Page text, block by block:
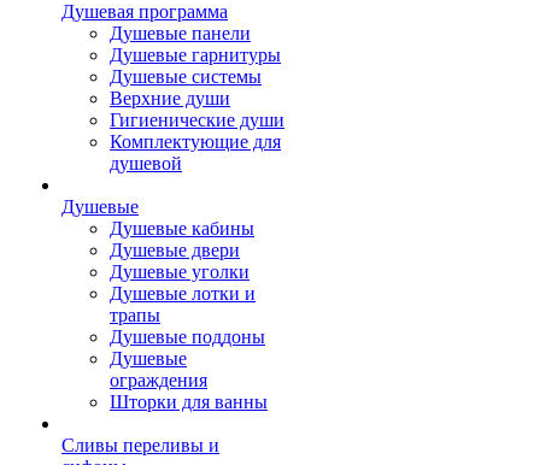
Душевая программа
Душевые панели
Душевые гарнитуры
Душевые системы
Верхние души
Гигиенические души
Комплектующие для
душевой
Душевые
Душевые кабины
Душевые двери
Душевые уголки
Душевые лотки и
трапы
Душевые поддоны
Душевые
ограждения
Шторки для ванны
Сливы переливы и